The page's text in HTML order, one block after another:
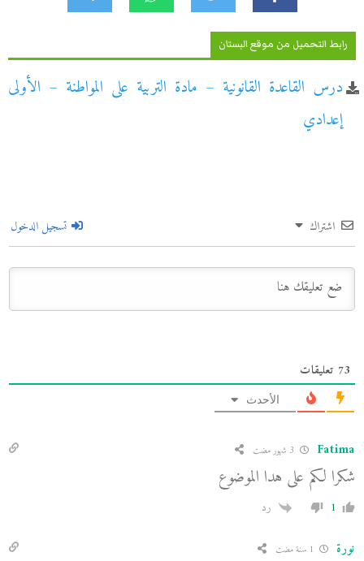
رابط التحميل من موقع البستان
درس القاعدة القانونية – مادة التربية على المواطنة – الأولى
إعدادي
اشتراك تسجيل الدخول
73 تعليقات
الأحدث
Fatima
شكرا لكم على هدا الموضوع
1 رد
نورة